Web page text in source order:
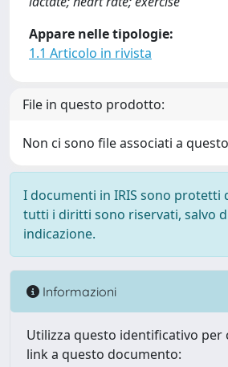
Appare nelle tipologie:
1.1 Articolo in rivista
File in questo prodotto:
Non ci sono file associati a
I documenti in IRIS sono protetti
tutti i diritti sono riservati, salvo
indicazione.
Informazioni
Utilizza questo identificativo per
link a questo documento: